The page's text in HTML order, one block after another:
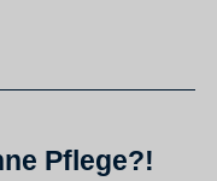
Pflege?!